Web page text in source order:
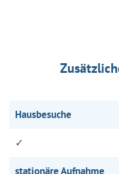
Hausbesuche
✓
stationäre Aufnahme